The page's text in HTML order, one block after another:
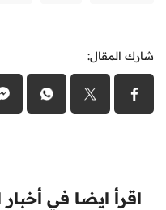
شارك المقال:
اقرأ ايضا في أخبار